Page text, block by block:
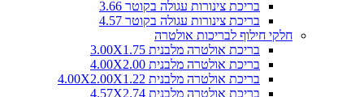
בריכת צינורות עגולה בקוטר 3.66
בריכת צינורות עגולה בקוטר 4.57
חלקי חילוף לבריכות אולטרה
בריכת אולטרה מלבנית 3.00X1.75
בריכת אולטרה מלבנית 4.00X2.00
בריכת אולטרה מלבנית 4.00X2.00X1.22
בריכת אולטרה מלבנית 4.57X2.74